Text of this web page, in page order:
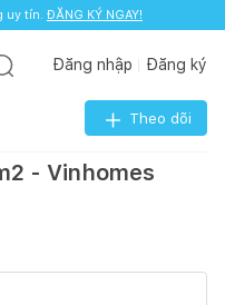
uy tín. ĐĂNG KÝ NGAY!
Đăng nhập Đăng ký
Theo dõi
- Vinhomes